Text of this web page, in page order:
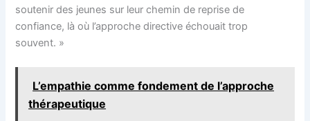
soutenir des jeunes sur leur chemin de reprise de
confiance, là où l’approche directive échouait trop
souvent. »
L’empathie comme fondement de l’approche
thérapeutique